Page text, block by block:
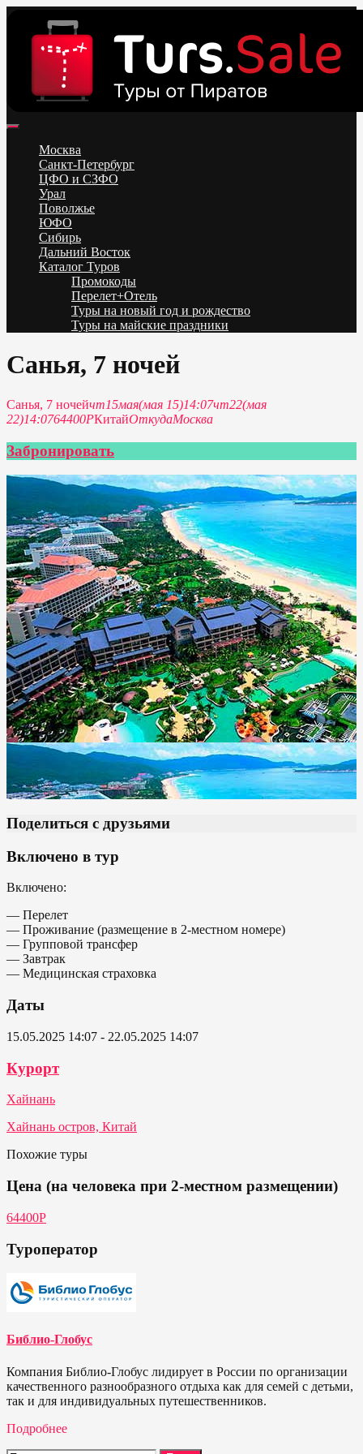
content
Низкие цены на путевки 3-7-10 ночей все включено, отдых на
море. Распродажа экскурсионных и горнолыжных туров.
Обновление каждый день. Официальный сайт Тур Сейл
Москва
Санкт-Петербург
ЦФО и СЗФО
Урал
Поволжье
ЮФО
Сибирь
Дальний Восток
Каталог Туров
Промокоды
Перелет+Отель
Туры на новый год и рождество
Туры на майские праздники
Санья, 7 ночей
Санья, 7 ночейчт15мая(мая 15)14:07чт22(мая
22)14:0764400PКитайОткудаМосква
Забронировать
Поделиться с друзьями
Включено в тур
Включено:
— Перелет
— Проживание (размещение в 2-местном номере)
— Групповой трансфер
— Завтрак
— Медицинская страховка
Даты
15.05.2025 14:07 - 22.05.2025 14:07
Курорт
Хайнань
Хайнань остров, Китай
Похожие туры
Цена (на человека при 2-местном размещении)
64400P
Туроператор
Библио-Глобус
Компания Библио-Глобус лидирует в России по организации
качественного разнообразного отдыха как для семей с детьми,
так и для индивидуальных путешественников.
Подробнее